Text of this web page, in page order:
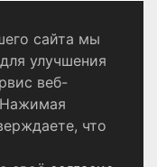
данных
сайта мы
улучшения
веб-
что